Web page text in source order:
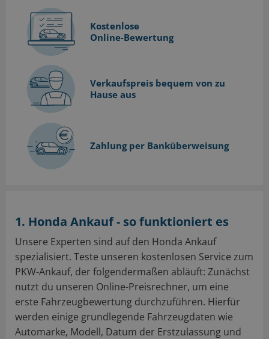
Kostenlose
Online-Bewertung
Verkaufspreis bequem von zu
Hause aus
Zahlung per Banküberweisung
1. Honda Ankauf - so funktioniert es
Unsere Experten sind auf den Honda Ankauf
spezialisiert. Teste unseren kostenlosen Service zum
PKW-Ankauf, der folgendermaßen abläuft: Zunächst
nutzt du unseren Online-Preisrechner, um eine
erste Fahrzeugbewertung durchzuführen. Hierfür
werden einige grundlegende Fahrzeugdaten wie
Automarke, Modell, Datum der Erstzulassung und